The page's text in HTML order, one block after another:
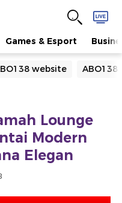
Games & Esport
website
Lounge
Modern
Elegan